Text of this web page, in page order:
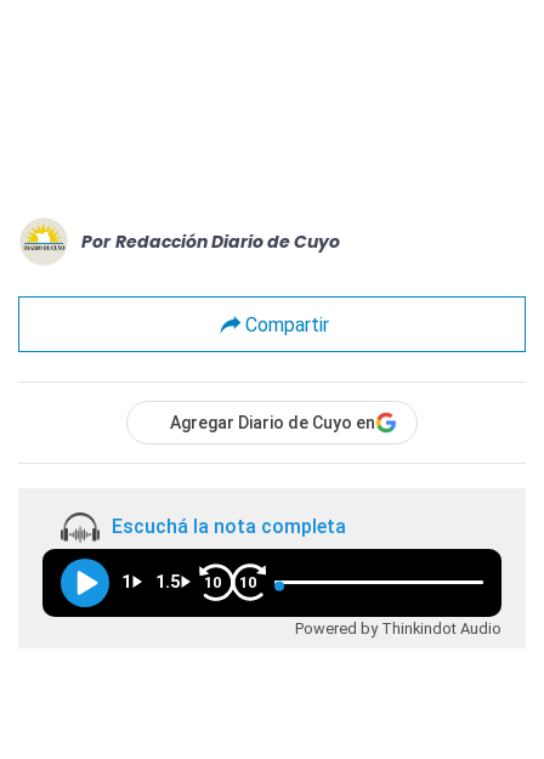
Por Redacción Diario de Cuyo
Compartir
Agregar Diario de Cuyo en
Escuchá la nota completa
1 1.5 10 10
Powered by Thinkindot Audio